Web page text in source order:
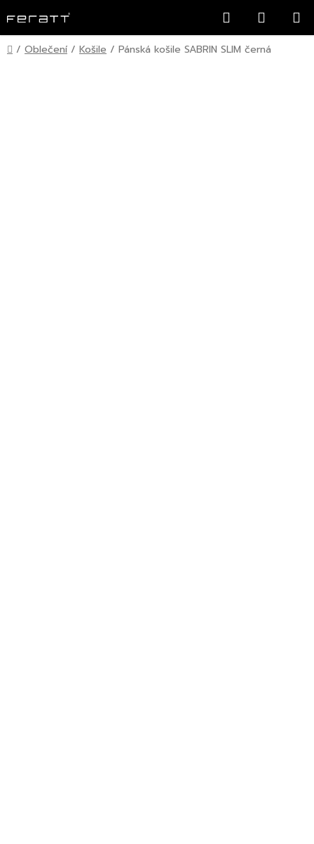
na
obsah
Hledat
KOŠÍK
Domů
/ Oblečení / Košile / Pánská košile SABRIN SLIM černá